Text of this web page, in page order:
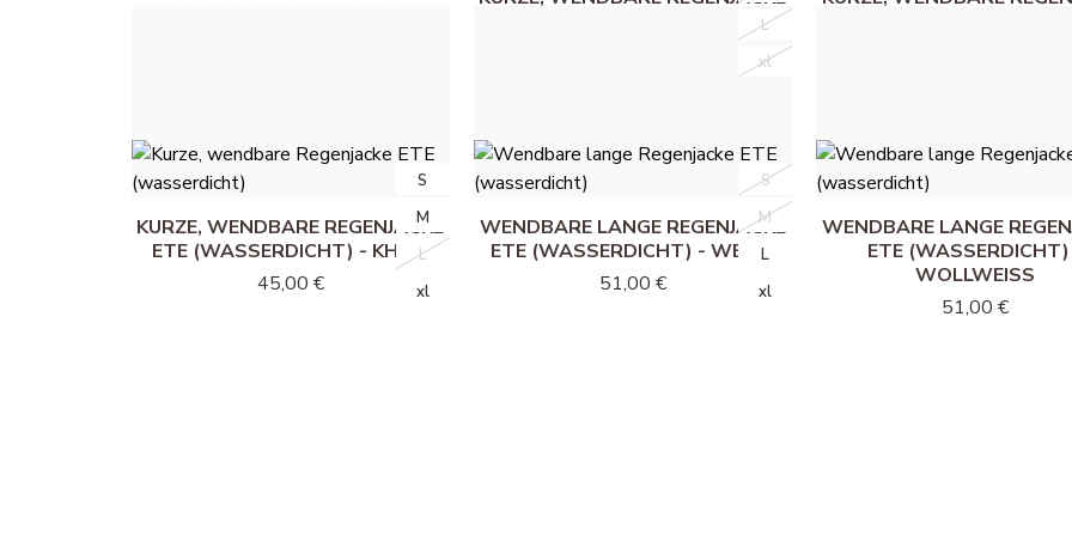
L
xl
ETE (WASSERDICHT) - WEISS
L
xl
S
M
L
xl
KURZE, WENDBARE REGENJACKE
ETE (WASSERDICHT) - KHAKI
45,00 €
S
M
L
xl
S
M
L
xl
WENDBARE LANGE REGENJACKE
ETE (WASSERDICHT) - WEISS
51,00 €
S
M
L
xl
WENDBARE LANGE
ETE
WOLLWEISS
51,00 €